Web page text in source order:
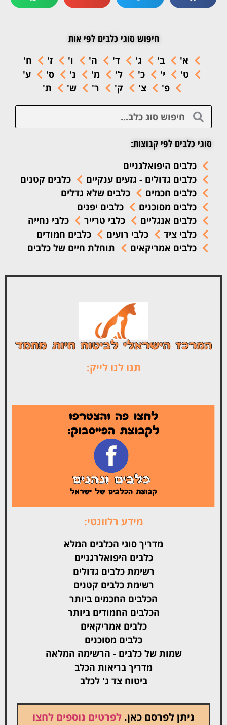
חיפוש סוגי כלבים לפי אות
א' ב' ג' ד' ה' ו' ז'
ח'
ט'
י' כ' ל' מ' נ' ס'
ע'
פ'
צ' ק' ר' ש' ת'
סוגי כלבים לפי קבוצות:
כלבים היפואלגניים
כלבים גדולים - גזעים ענקיים
כלבים קטנים
כלבים חכמים
כלבים שלא גדלים
כלבים מסוכנים
כלבים יפנים
כלבים אנגליים
כלבי טרייר
כלבי נחייה
כלבי ציד
כלבי רועים
כלבים חמודים
כלבים אמריקאים
תוחלת חיים של כלבים
תנו לנו לייק:
מידע רלוונטי:
מדריך סוגי הכלבים המלא
כלבים היפואלרגניים
רשימת כלבים גדולים
רשימת כלבים קטנים
הכלבים החכמים ביותר
הכלבים החמודים ביותר
כלבים אמריקאים
כלבים מסוכנים
שמות של כלבים - הרשימה המלאה
מדריך בריאות הכלב
ביטוח צד ג' לכלב
ניתן לפרסם כאן. לפרטים נוספים לחצו